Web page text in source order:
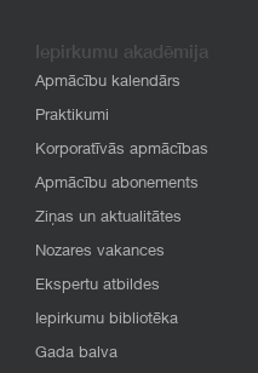
Iepirkumu akadēmija
Apmācību kalendārs
Praktikumi
Korporatīvās apmācības
Apmācību abonements
Ziņas un aktualitātes
Nozares vakances
Ekspertu atbildes
Iepirkumu bibliotēka
Gada balva